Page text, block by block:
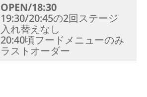
OPEN/18:30
19:30/20:45の2回ステージ
入れ替えなし
20:40頃フードメニューのみ
ラストオーダー